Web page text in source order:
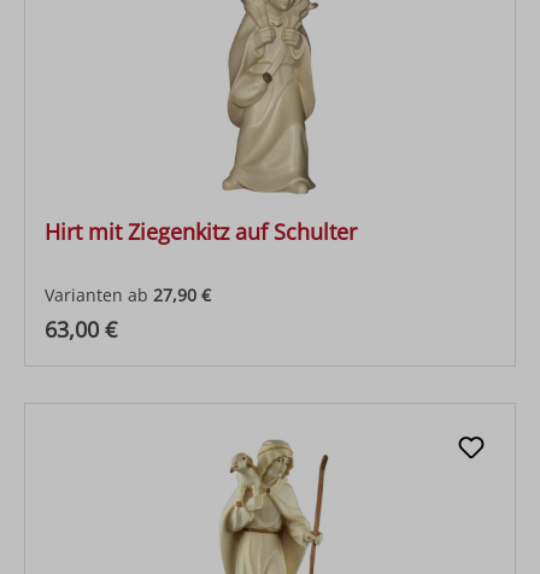
Hirt mit Ziegenkitz auf Schulter
Varianten ab 27,90 €
Regulärer Preis:
63,00 €